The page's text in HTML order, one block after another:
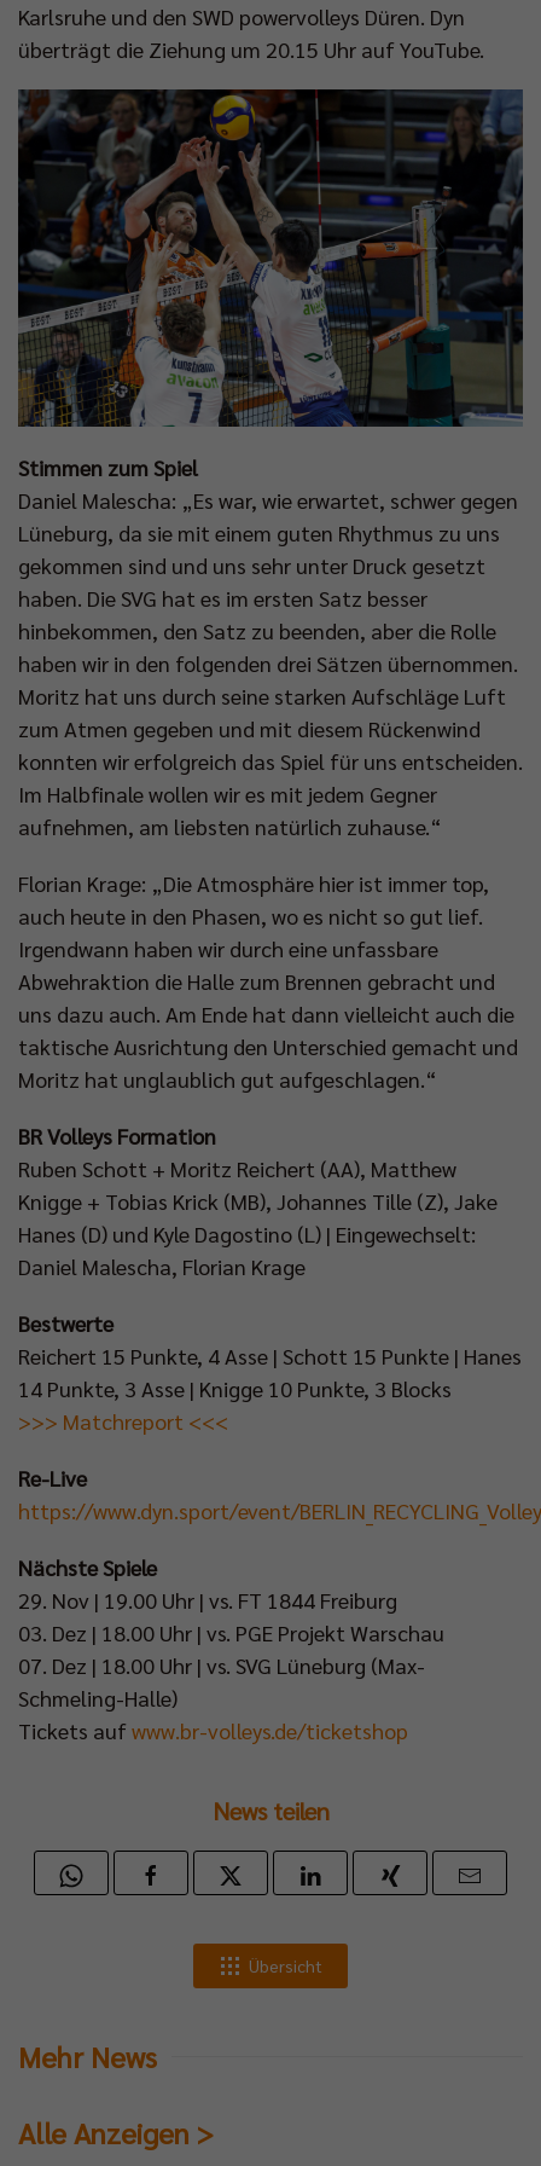
Karlsruhe und den SWD powervolleys Düren. Dyn
überträgt die Ziehung um 20.15 Uhr auf YouTube.
Stimmen zum Spiel
Daniel Malescha: „Es war, wie erwartet, schwer gegen
Lüneburg, da sie mit einem guten Rhythmus zu uns
gekommen sind und uns sehr unter Druck gesetzt
haben. Die SVG hat es im ersten Satz besser
hinbekommen, den Satz zu beenden, aber die Rolle
haben wir in den folgenden drei Sätzen übernommen.
Moritz hat uns durch seine starken Aufschläge Luft
zum Atmen gegeben und mit diesem Rückenwind
konnten wir erfolgreich das Spiel für uns entscheiden.
Im Halbfinale wollen wir es mit jedem Gegner
aufnehmen, am liebsten natürlich zuhause.“
Florian Krage: „Die Atmosphäre hier ist immer top,
auch heute in den Phasen, wo es nicht so gut lief.
Irgendwann haben wir durch eine unfassbare
Abwehraktion die Halle zum Brennen gebracht und
uns dazu auch. Am Ende hat dann vielleicht auch die
taktische Ausrichtung den Unterschied gemacht und
Moritz hat unglaublich gut aufgeschlagen.“
BR Volleys Formation
Ruben Schott + Moritz Reichert (AA), Matthew
Knigge + Tobias Krick (MB), Johannes Tille (Z), Jake
Hanes (D) und Kyle Dagostino (L) | Eingewechselt:
Daniel Malescha, Florian Krage
Bestwerte
Reichert 15 Punkte, 4 Asse | Schott 15 Punkte | Hanes
14 Punkte, 3 Asse | Knigge 10 Punkte, 3 Blocks
>>> Matchreport <<<
Re-Live
https://www.dyn.sport/event/
Nächste Spiele
29. Nov | 19.00 Uhr | vs. FT 1844 Freiburg
03. Dez | 18.00 Uhr | vs. PGE Projekt Warschau
07. Dez | 18.00 Uhr | vs. SVG Lüneburg (Max-
Schmeling-Halle)
Tickets auf www.br-volleys.de/ticketshop
News teilen
Übersicht
Mehr News
Alle Anzeigen >